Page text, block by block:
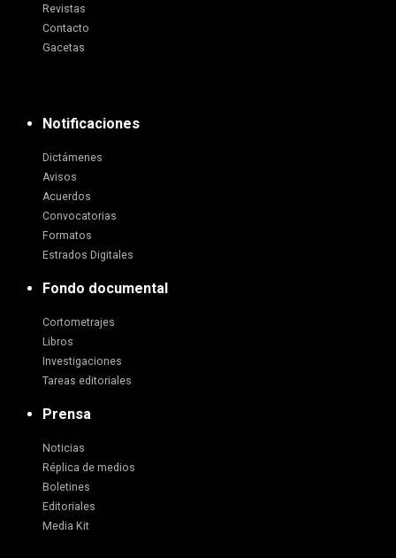
Revistas
Contacto
Gacetas
Notificaciones
Dictámenes
Avisos
Acuerdos
Convocatorias
Formatos
Estrados Digitales
Fondo documental
Cortometrajes
Libros
Investigaciones
Tareas editoriales
Prensa
Noticias
Réplica de medios
Boletines
Editoriales
Media Kit